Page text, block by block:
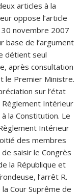
articles à la
oppose l’article
30 novembre 2007
base de l’argument
détient seul
après consultation
le Premier Ministre.
sur l’état
Règlement Intérieur
la Constitution. Le
Intérieur
des membres
saisir le Congrès
la République et
l’arrêt R.
Cour Suprême de